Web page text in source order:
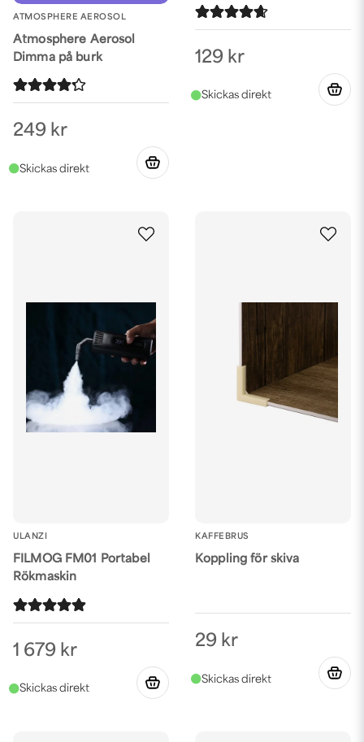
produktfoton.
Vill du sticka ut i mängden och fota med färg och form så finns ett
stort utbud av färgade och mönstradebakgrunder
du vill fota dina produkter ovanifrån, så kallade flat lays, eller
använda dig av ett bakgrundsstativ och fota framifrån eller från
sidan. Vi har allt du behöver för att bygga din alldeles egen
, även kallat 360-bord eller turn table. En
snurrplatta kan användas för att göra produktvideo, fota en
Så får du rätt belysning vid
vi flera färdiga lösningar med ljustält eller hopfällbar studio och ljus
Färdiga paket för produktbilder. Vi hjälper dig
också gärna att välja ut rätt studioblixtar om du vill bygga din egen
produktfotostudio med kraftigare belysning och för fotografering
Att tänka på vid ljussättning av produkter: Belys från flera håll.Om
du jobbar med studioblixtar kan du behöva en blixt från varje sida
och en tredje bakifrån eller ovanifrån. Ett ljustält hjälper till att
ska klippa ut och isolera det fotograferade objektet. (Vill du å
andra sidan ha en modernare och mer kreativ touch på dina
produktbilder finns en mängd
färgade och mönstrade
bakgrunder och styling props
paket för produktfoto ingår belysning antingen i form av
Det ger ett fast ljus och du ser redan innan
på mobilen eller på kameradisplayen hur ljuset landar på
produkten. Vissa av våra färdiga studios för produktbilder är
kopplade till en app där du kan efterredigera bilderna och lägga
upp dom i webbutiken eller på sociala medier.
ATMOSPHERE AEROSOL
Atmosphere Aerosol
Dimma på burk
249 kr
129 kr
ULANZI
FILMOG FM01 Portabel
Rökmaskin
1 679 kr
KAFFEBRUS
Koppling för skiva
29 kr